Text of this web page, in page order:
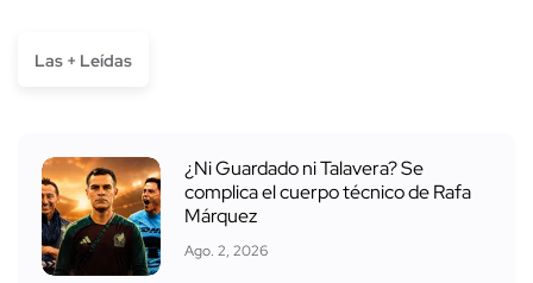
Las + Leídas
¿Ni Guardado ni Talavera? Se
complica el cuerpo técnico de Rafa
Márquez
Ago. 2, 2026